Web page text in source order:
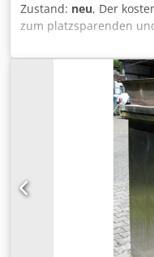
Zustand: neu, Der
zum platzsparenden
lackierten Werkstücken
kann der Ecoflex auch
genutzt werden. Seine
lässt sich von 200 bis
kunststoffummantelten
Wagen Gewichte bis
verteilten Last
lassen sich wahlweise
rückseitig wieder
lässt sich der
Länge: 200 - 1500 mm
mm Dkjdpfx Aovwf
Lichtes Zwischenmaß